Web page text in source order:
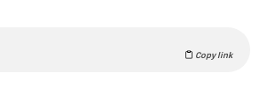
Copy link